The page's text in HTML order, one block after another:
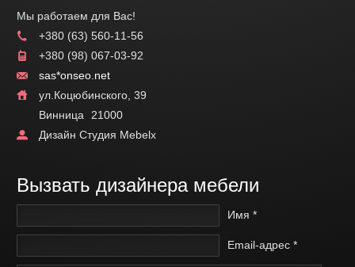
Мы работаем для Вас!
+380 (63) 560-11-56
+380 (98) 067-03-92
sas*onseo.net
ул.Коцюбинского, 39
Винница
21000
Дизайн Студия Mebelx
Вызвать дизайнера мебели
Имя *
Email-адрес *